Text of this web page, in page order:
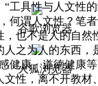
谷歌浏览器
火狐浏览器
“工具性与人文性
何谓人文性？笔
，也不是人的自然
人之为人的东西，
健康、道德健康
文性，离不开教材